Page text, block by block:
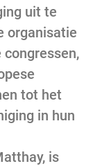
uit te
organisatie
tot het
in hun
is